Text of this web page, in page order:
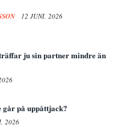
12 JUNI, 2026
ju sin partner mindre än
går på uppåttjack?
2026